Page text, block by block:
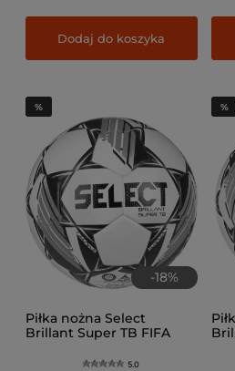
Dodaj do koszyka
-18%
Piłka nożna Select
Brillant Super TB FIFA
5.0